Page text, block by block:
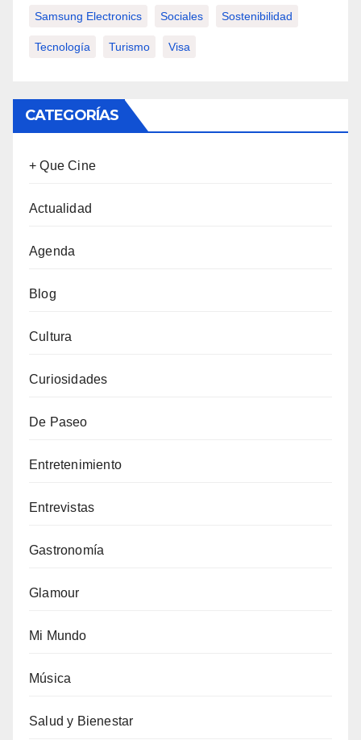
Samsung Electronics Sociales Sostenibilidad
Tecnología Turismo Visa
CATEGORÍAS
+ Que Cine
Actualidad
Agenda
Blog
Cultura
Curiosidades
De Paseo
Entretenimiento
Entrevistas
Gastronomía
Glamour
Mi Mundo
Música
Salud y Bienestar